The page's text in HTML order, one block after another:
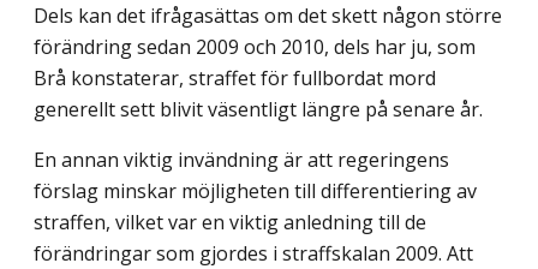
Dels kan det ifrågasättas om det skett någon större
förändring sedan 2009 och 2010, dels har ju, som
Brå konstaterar, straffet för fullbordat mord
generellt sett blivit väsentligt längre på senare år.
En annan viktig invändning är att regeringens
förslag minskar möjligheten till differentiering av
straffen, vilket var en viktig anledning till de
förändringar som gjordes i straffskalan 2009. Att